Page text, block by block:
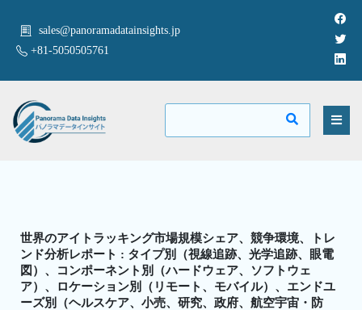
sales@panoramadatainsights.jp
+81-5050505761
世界のアイトラッキング市場規模シェア、競争環境、トレ
ンド分析レポート : タイプ別（視線追跡、光学追跡、眼電
図）、コンポーネント別（ハードウェア、ソフトウェ
ア）、ロケーション別（リモート、モバイル）、エンドユ
ーズ別（ヘルスケア、小売、研究、政府、航空宇宙・防